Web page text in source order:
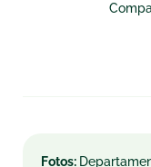
Fotos: